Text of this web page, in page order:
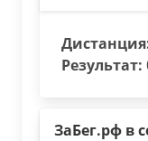
Результат:
ЗаБег.рф в